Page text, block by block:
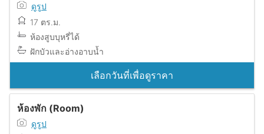
ดูรูป
17 ตร.ม.
ห้องสูบบุหรี่ได้
ฝักบัวและอ่างอาบน้ำ
เลือกวันที่เพื่อดูราคา
ห้องพัก (Room)
ดูรูป